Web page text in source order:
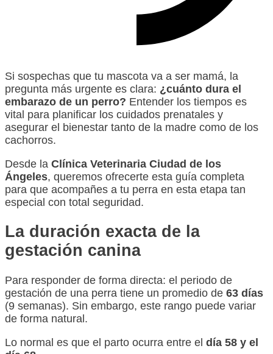
Si sospechas que tu mascota va a ser mamá, la
pregunta más urgente es clara: ¿cuánto dura el
embarazo de un perro? Entender los tiempos es
vital para planificar los cuidados prenatales y
asegurar el bienestar tanto de la madre como de los
cachorros.
Desde la Clínica Veterinaria Ciudad de los
Ángeles, queremos ofrecerte esta guía completa
para que acompañes a tu perra en esta etapa tan
especial con total seguridad.
La duración exacta de la
gestación canina
Para responder de forma directa: el periodo de
gestación de una perra tiene un promedio de 63 días
(9 semanas). Sin embargo, este rango puede variar
de forma natural.
Lo normal es que el parto ocurra entre el día 58 y el